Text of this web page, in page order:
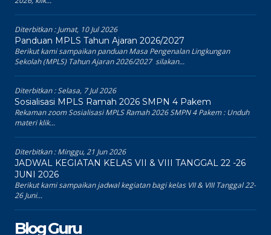
Diterbitkan :Jumat, 10 Jul 2026
Panduan MPLS Tahun Ajaran 2026/2027
Berikut kami sampaikan panduan Masa Pengenalan Lingkungan
Sekolah (MPLS) Tahun Ajaran 2026/2027 silakan...
Diterbitkan :Selasa, 7 Jul 2026
Sosialisasi MPLS Ramah 2026 SMPN 4 Pakem
Rekaman zoom Sosialisasi MPLS Ramah 2026 SMPN 4 Pakem : Unduh
materi klik...
Diterbitkan :Minggu, 21 Jun 2026
JADWAL KEGIATAN KELAS VII & VIII TANGGAL 22 -26
JUNI 2026
Berikut kami sampaikan jadwal kegiatan bagi kelas VII & VIII Tanggal 22-
26 Juni...
Blog Guru